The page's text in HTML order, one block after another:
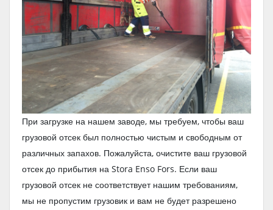
При загрузке на нашем заводе, мы требуем, чтобы ваш
грузовой отсек был полностью чистым и свободным от
различных запахов. Пожалуйста, очистите ваш грузовой
отсек до прибытия на Stora Enso Fors. Если ваш
грузовой отсек не соответствует нашим требованиям,
мы не пропустим грузовик и вам не будет разрешено